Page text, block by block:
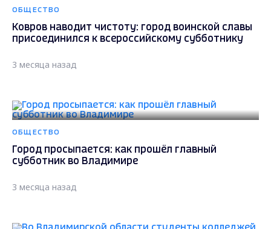
ОБЩЕСТВО
Ковров наводит чистоту: город воинской славы
присоединился к всероссийскому субботнику
3 месяца назад
ОБЩЕСТВО
Город просыпается: как прошёл главный
субботник во Владимире
3 месяца назад